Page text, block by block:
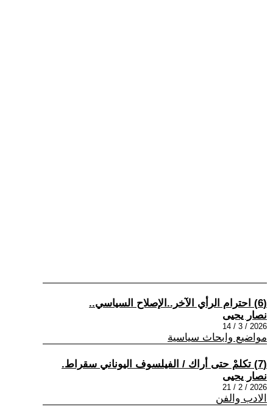
(6) احترام الرأي الآخر..الإصلاح السياسي..
نصار يحيى
2026 / 3 / 14
مواضيع وابحاث سياسية
(7) تكلمْ حتى أراك / الفيلسوف اليوناني سقراط.
نصار يحيى
2026 / 2 / 21
الادب والفن